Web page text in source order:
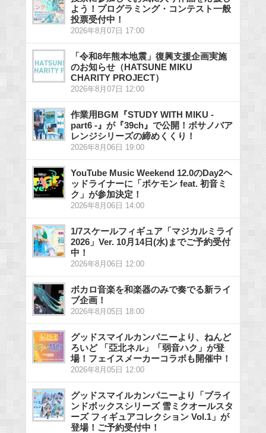
よう！プログラミング・コンテスト一般
投票受付中！
2026年8月07日 17:00
「令和8年熊本地震」復興支援企画実施
のお知らせ（HATSUNE MIKU
CHARITY PROJECT）
2026年8月07日 12:00
作業用BGM『STUDY WITH MIKU -
part6 -』が『39ch』で公開！ボサノバア
レンジシリーズの締めくくり！
2026年8月06日 19:00
YouTube Music Weekend 12.0のDay2ヘ
ッドライナーに「ポケモン feat. 初音ミ
ク」が参加決定！
2026年8月06日 14:00
1/7スケールフィギュア「マジカルミライ
2026」Ver. 10月14日(水)までご予約受付
中！
2026年8月06日 12:00
ボカロ音楽を和楽器のみで奏でる新ライ
ブ企画！
2026年8月05日 18:00
グッドスマイルカンパニーより、ねんど
ろいど 「亞北ネル」「弱音ハク」が登
場！フェイスメーカーコラボも開催中！
2026年8月05日 12:00
グッドスマイルカンパニーより「ブライ
ンドボックスシリーズ 雪ミクオールスタ
ーズ フィギュアコレクション Vol.1」が
登場！ご予約受付中！